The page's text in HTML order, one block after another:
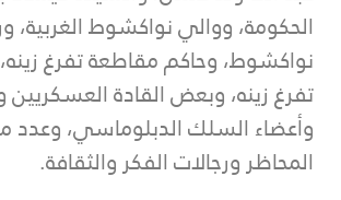
الحكومة، ووالي نواكشوط الغربية،
نواكشوط، وحاكم مقاطعة تفرغ
تفرغ زينه، وبعض القادة العسكريين
وأعضاء السلك الدبلوماسي،
المحاظر ورجالات الفكر والثقافة.